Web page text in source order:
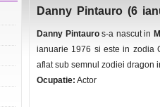
Danny Pintauro (6
Danny Pintauros-a nascut in
ianuarie 1976 si este in zodia
aflat sub semnul zodiei dragon
Ocupatie: Actor